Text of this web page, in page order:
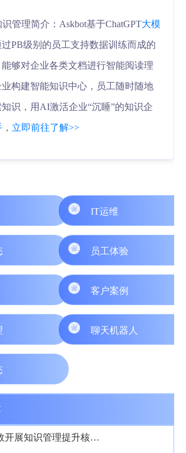
管理简介：Askbot基于ChatGPT大模
PB级别的员工支持数据训练而成的
够对企业各类文档进行智能阅读理
构建智能知识中心，员工随时随地
识，用AI激活企业“沉睡”的知识企
， 立即前往了解>>
IT运维
员工体验
客户案例
聊天机器人
企业如何高效开展知识管理提升核心竞争力